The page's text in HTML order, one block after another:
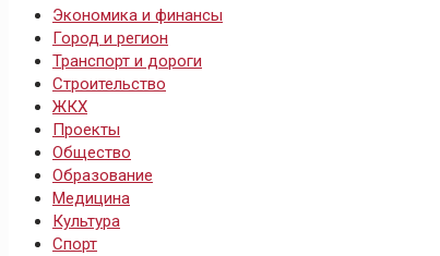
Экономика и финансы
Город и регион
Транспорт и дороги
Строительство
ЖКХ
Проекты
Общество
Образование
Медицина
Культура
Спорт